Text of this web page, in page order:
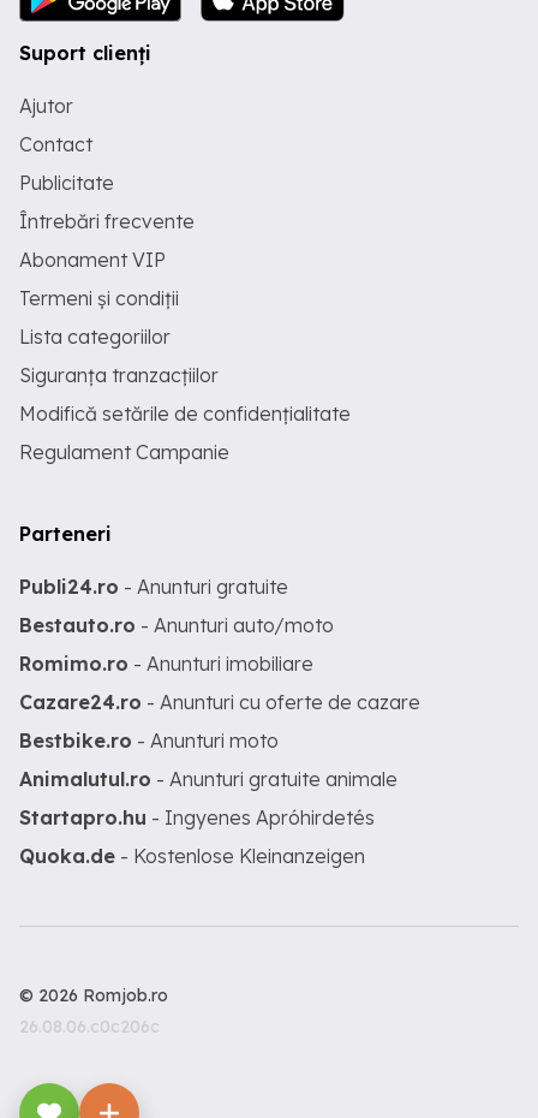
Suport clienți
Ajutor
Contact
Publicitate
Întrebări frecvente
Abonament VIP
Termeni și condiții
Lista categoriilor
Siguranța tranzacțiilor
Modifică setările de confidențialitate
Regulament Campanie
Parteneri
Publi24.ro - Anunturi gratuite
Bestauto.ro - Anunturi auto/moto
Romimo.ro - Anunturi imobiliare
Cazare24.ro - Anunturi cu oferte de cazare
Bestbike.ro - Anunturi moto
Animalutul.ro - Anunturi gratuite animale
Startapro.hu - Ingyenes Apróhirdetés
Quoka.de - Kostenlose Kleinanzeigen
© 2026 Romjob.ro
26.08.06.c0c206c